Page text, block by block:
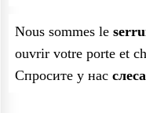
Nous sommes le
ouvrir votre porte et
Спросите у нас